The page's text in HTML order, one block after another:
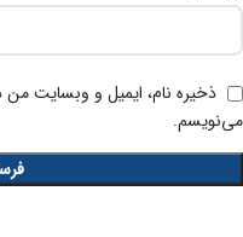
ذخیره نام، ایمیل و وبسایت من
می‌نویسم.